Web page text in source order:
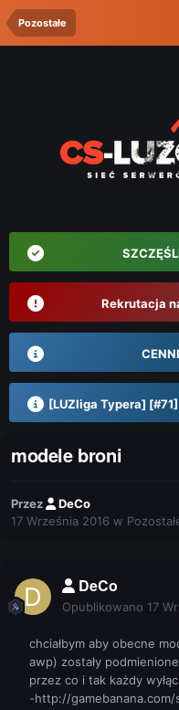
Pozostałe
Rekrutacja
[LUZliga Typera]
modele broni
Przez
DeCo
17 Września 2016 w
DeCo
Opublikowano 17
chciałbym aby obecne
awp) zostały
przez co i tak każdy
-http://gamebanana.com/